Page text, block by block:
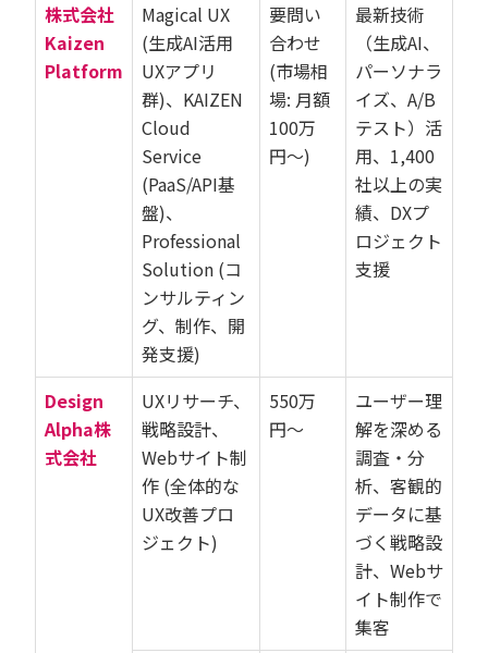
株式会社
Kaizen
Platform
Magical UX
(生成AI活用
UXアプリ
群)、KAIZEN
Cloud
Service
(PaaS/API基
盤)、
Professional
Solution (コ
ンサルティン
グ、制作、開
発支援)
要問い
合わせ
(市場相
場: 月額
100万
円〜)
最新技術
（生成AI、
パーソナラ
イズ、A/B
テスト）活
用、1,400
社以上の実
績、DXプ
ロジェクト
支援
Design
Alpha株
式会社
UXリサーチ、
戦略設計、
Webサイト制
作 (全体的な
UX改善プロ
ジェクト)
550万
円〜
ユーザー理
解を深める
調査・分
析、客観的
データに基
づく戦略設
計、Webサ
イト制作で
集客